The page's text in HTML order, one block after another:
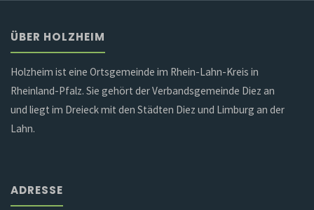
ÜBER HOLZHEIM
Holzheim ist eine Ortsgemeinde im Rhein-Lahn-Kreis in
Rheinland-Pfalz. Sie gehört der Verbandsgemeinde Diez an
und liegt im Dreieck mit den Städten Diez und Limburg an der
Lahn.
ADRESSE